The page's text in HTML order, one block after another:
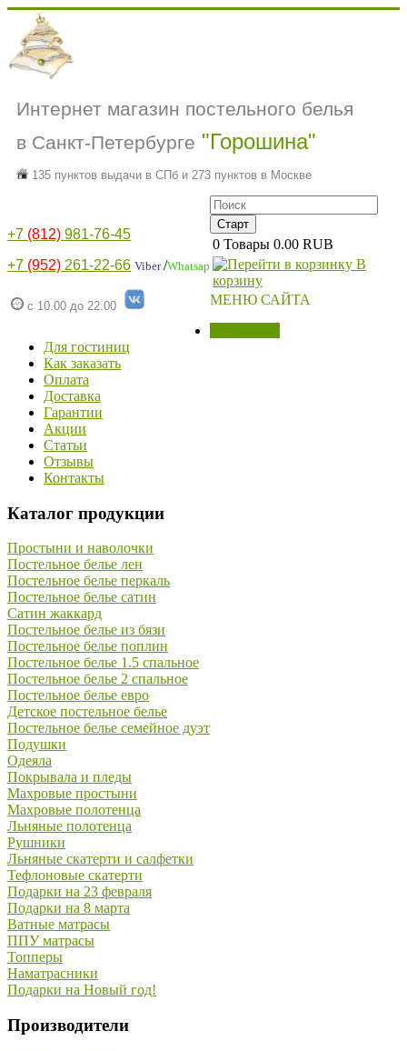
Интернет магазин постельного белья
в Санкт-Петербурге "Горошина"
135 пунктов выдачи в СПб и 273 пунктов в Москве
+7 (812) 981-76-45
+7 (952) 261-22-66 Viber/Whatsap
с 10.00 до 22.00
0 Товары 0.00 RUB
В
корзину
МЕНЮ САЙТА
Для гостиниц
Как заказать
Оплата
Доставка
Гарантии
Акции
Статьи
Отзывы
Контакты
Каталог продукции
Простыни и наволочки
Постельное белье лен
Постельное белье перкаль
Постельное белье сатин
Сатин жаккард
Постельное белье из бязи
Постельное белье поплин
Постельное белье 1.5 спальное
Постельное белье 2 спальное
Постельное белье евро
Детское постельное белье
Постельное белье семейное дуэт
Подушки
Одеяла
Покрывала и пледы
Махровые простыни
Махровые полотенца
Льняные полотенца
Рушники
Льняные скатерти и салфетки
Тефлоновые скатерти
Подарки на 23 февраля
Подарки на 8 марта
Ватные матрасы
ППУ матрасы
Топперы
Наматрасники
Подарки на Новый год!
Производители